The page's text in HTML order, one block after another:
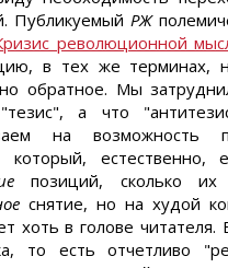
Публикуемый РЖ
революционной
в тех же терминах,
обратное. Мы
а что
на возможность
который, естественно,
позиций, сколько их
снятие, но на худой
хоть в голове читателя.
то есть отчетливо